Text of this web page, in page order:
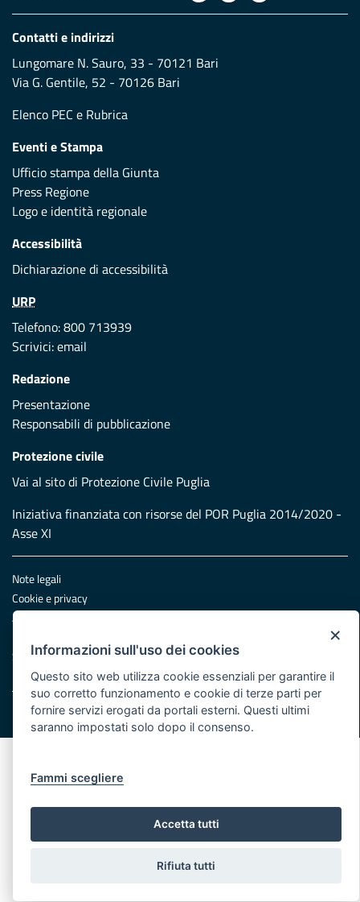
Contatti e indirizzi
Lungomare N. Sauro, 33 - 70121 Bari
Via G. Gentile, 52 - 70126 Bari
Elenco PEC e Rubrica
Eventi e Stampa
Ufficio stampa della Giunta
Press Regione
Logo e identità regionale
Accessibilità
Dichiarazione di accessibilità
URP
Telefono: 800 713939
Scrivici:email
Redazione
Presentazione
Responsabili di pubblicazione
Protezione civile
Vai al sito di Protezione Civile Puglia
Iniziativa finanziata con risorse del POR Puglia 2014/2020 -
Asse XI
Note legali
Cookie e privacy
Atti di notifica
Servizi Intranet
© Regione Puglia
×
Informazioni sull'uso dei cookies
Questo sito web utilizza cookie essenziali per garantire il
suo corretto funzionamento e cookie di terze parti per
fornire servizi erogati da portali esterni. Questi ultimi
saranno impostati solo dopo il consenso.
Fammi scegliere
Accetta tutti
Rifiuta tutti